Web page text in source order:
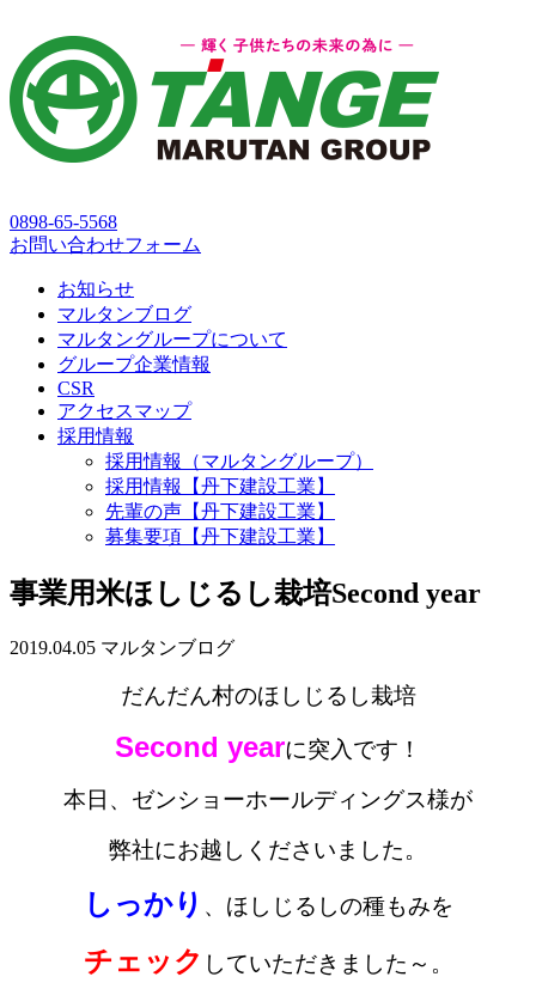
0898-65-5568
お問い合わせフォーム
お知らせ
マルタンブログ
マルタングループについて
グループ企業情報
CSR
アクセスマップ
採用情報
採用情報（マルタングループ）
採用情報【丹下建設工業】
先輩の声【丹下建設工業】
募集要項【丹下建設工業】
事業用米ほしじるし栽培Second year
2019.04.05 マルタンブログ
だんだん村のほしじるし栽培
Second yearに突入です！
本日、ゼンショーホールディングス様が
弊社にお越しくださいました。
しっかり 、ほしじるしの種もみを
チェック していただきました～。